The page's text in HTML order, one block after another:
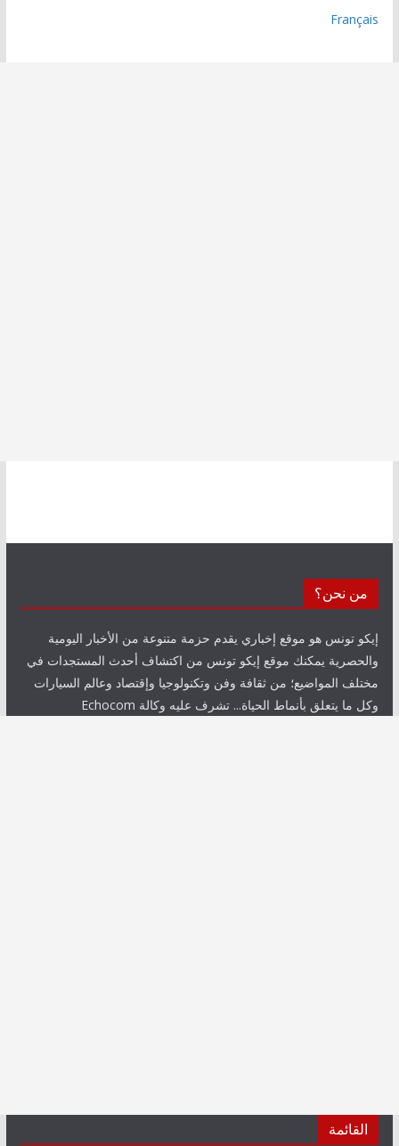
Français
من نحن؟
إيكو تونس هو موقع إخباري يقدم حزمة متنوعة من الأخبار اليومية
والحصرية يمكنك موقع إيكو تونس من اكتشاف أحدث المستجدات في
مختلف المواضيع؛ من ثقافة وفن وتكنولوجيا وإقتصاد وعالم السيارات
وكل ما يتعلق بأنماط الحياة... تشرف عليه وكالة Echocom
القائمة